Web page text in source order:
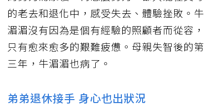
的老去和退化中，感受失去、體驗挫敗。牛
湄湄沒有因為是個有經驗的照顧者而從容，
只有愈來愈多的艱難疲憊。母親失智後的第
三年，牛湄湄也病了。
弟弟退休接手 身心也出狀況